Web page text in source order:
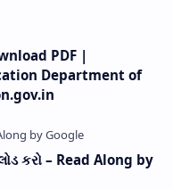
PDF |
Department of
કરો – Read Along by